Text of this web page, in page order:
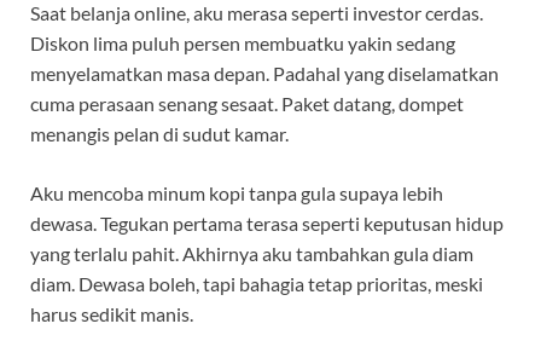
Saat belanja online, aku merasa seperti investor cerdas.
Diskon lima puluh persen membuatku yakin sedang
menyelamatkan masa depan. Padahal yang diselamatkan
cuma perasaan senang sesaat. Paket datang, dompet
menangis pelan di sudut kamar.
Aku mencoba minum kopi tanpa gula supaya lebih
dewasa. Tegukan pertama terasa seperti keputusan hidup
yang terlalu pahit. Akhirnya aku tambahkan gula diam
diam. Dewasa boleh, tapi bahagia tetap prioritas, meski
harus sedikit manis.